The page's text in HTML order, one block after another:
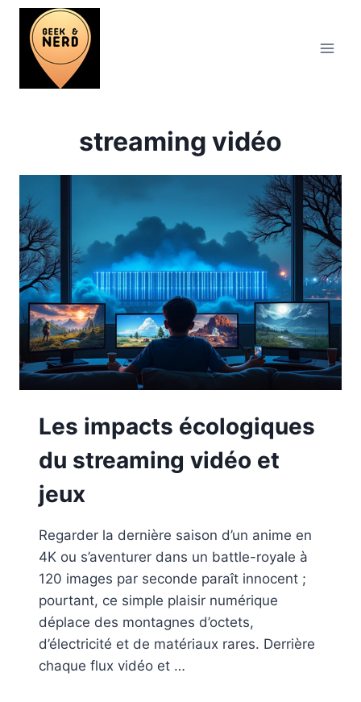
Aller
contenu
streaming vidéo
Les impacts écologiques
du streaming vidéo et
jeux
Regarder la dernière saison d’un anime en
4K ou s’aventurer dans un battle-royale à
120 images par seconde paraît innocent ;
pourtant, ce simple plaisir numérique
déplace des montagnes d’octets,
d’électricité et de matériaux rares. Derrière
chaque flux vidéo et …